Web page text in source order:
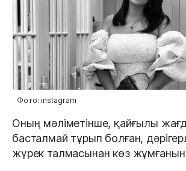
Фото: instagram
Оның мәліметінше, қайғылы
басталмай тұрып болған,
жүрек талмасынан көз